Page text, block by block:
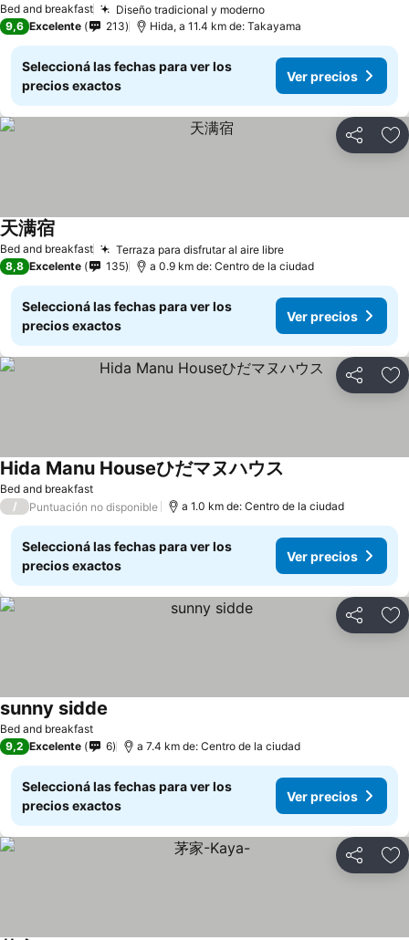
Bed and breakfast Diseño tradicional y moderno
9,6 Excelente 213 Hida, a 11.4 km de: Takayama
Seleccioná las fechas para ver los
precios exactos
Ver precios
Compartir
Bed and breakfast Terraza para disfrutar al aire libre
天满宿
8,8 Excelente 135 a 0.9 km de: Centro de la ciudad
Seleccioná las fechas para ver los
precios exactos
Ver precios
Compartir
Bed and breakfast
Hida Manu Houseひだマヌハウス
/ Puntuación no disponible a 1.0 km de: Centro de la ciudad
Seleccioná las fechas para ver los
precios exactos
Ver precios
Compartir
Bed and breakfast
sunny sidde
9,2 Excelente 6 a 7.4 km de: Centro de la ciudad
Seleccioná las fechas para ver los
precios exactos
Ver precios
Compartir